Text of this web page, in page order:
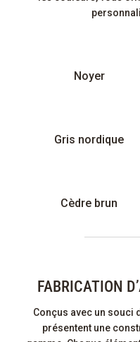
Noyer
Gris nordique
Cèdre brun
FABRICATION
Conçus avec un souci
présentent une